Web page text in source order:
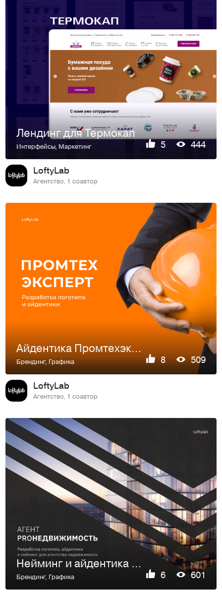
Лендинг для Термокап
Интерфейсы, Маркетинг 5 444
LoftyLab
Агентство, 1 соавтор
Айдентика Промтехэксперт
Брендинг,Графика 8 509
LoftyLab
Агентство, 1 соавтор
Нейминг и айдентика Агент ProНедвижимость
Брендинг, Графика 6 601